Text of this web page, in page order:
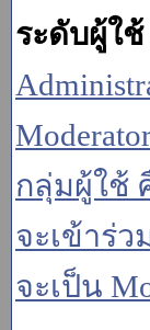
ระดับผู้ใ
กลุ่มผู้ใช้
จะเข้าร่ว
จะเป็น